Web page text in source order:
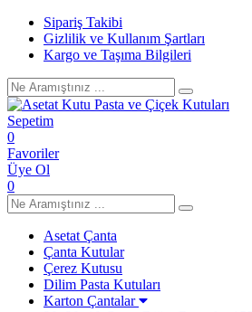
Sipariş Takibi
Gizlilik ve Kullanım Şartları
Kargo ve Taşıma Bilgileri
Sepetim
0
Favoriler
Üye Ol
0
Asetat Çanta
Çanta Kutular
Çerez Kutusu
Dilim Pasta Kutuları
Karton Çantalar